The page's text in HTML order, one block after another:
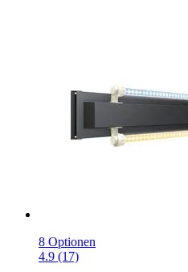
8 Optionen
4.9 (17)